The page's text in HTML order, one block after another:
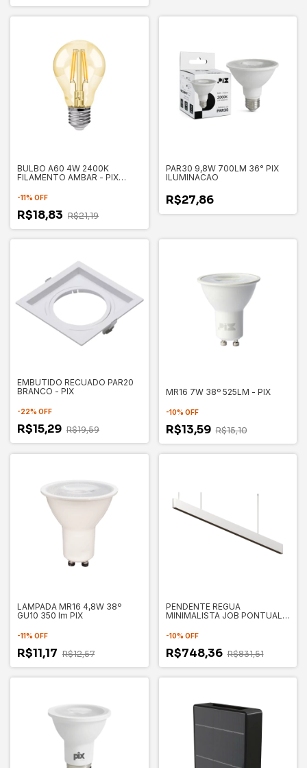
BULBO A60 4W 2400K
FILAMENTO AMBAR - PIX
-11% OFF
R$18,83 R$21,19
PAR30 9,8W 700LM 36° PIX
ILUMINACAO
R$27,86
EMBUTIDO RECUADO PAR20
BRANCO - PIX
-22% OFF
R$15,29 R$19,59
MR16 7W 38º 525LM - PIX
-10% OFF
R$13,59 R$15,10
LAMPADA MR16 4,8W 38º
GU10 350 lm PIX
-11% OFF
R$11,17 R$12,57
PENDENTE REGUA
MINIMALISTA JOB PONTUAL
Ref.: 3 650 7132
-10% OFF
R$748,36 R$831,51